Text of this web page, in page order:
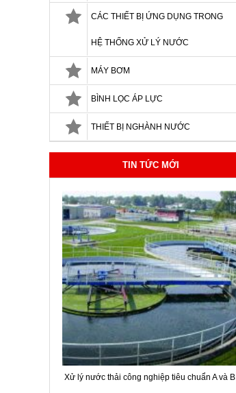
CÁC THIẾT BỊ ỨNG DỤNG TRONG
HỆ THỐNG XỬ LÝ NƯỚC
MÁY BƠM
BÌNH LỌC ÁP LỰC
THIẾT BỊ NGHÀNH NƯỚC
TIN TỨC MỚI
Xử lý nước thải công nghiệp tiêu chuẩn A và B